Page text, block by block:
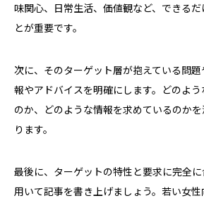
味関心、日常生活、価値観など、できる
とが重要です。
次に、そのターゲット層が抱えている問
報やアドバイスを明確にします。どのよ
のか、どのような情報を求めているのか
ります。
最後に、ターゲットの特性と要求に完全
用いて記事を書き上げましょう。若い女